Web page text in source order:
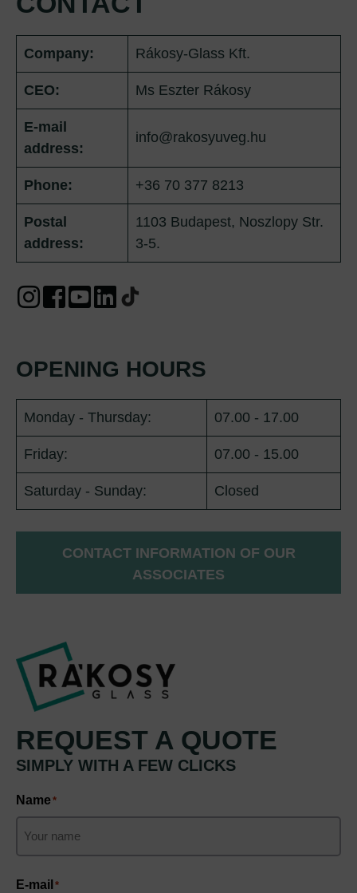
Company: Rákosy-Glass Kft.
CEO: Ms Eszter Rákosy
E-mail
address:
info@rakosyuveg.hu
Phone: +36 70 377 8213
Postal
address:
1103 Budapest, Noszlopy Str.
3-5.
OPENING HOURS
Monday - Thursday: 07.00 - 17.00
Friday: 07.00 - 15.00
Saturday - Sunday: Closed
CONTACT INFORMATION OF OUR
ASSOCIATES
REQUEST A QUOTE
SIMPLY WITH A FEW CLICKS
Name *
E-mail *